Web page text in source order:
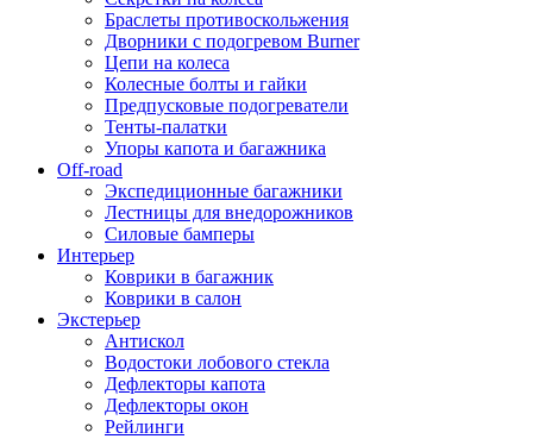
Браслеты противоскольжения
Дворники с подогревом Burner
Цепи на колеса
Колесные болты и гайки
Предпусковые подогреватели
Тенты-палатки
Упоры капота и багажника
Off-road
Экспедиционные багажники
Лестницы для внедорожников
Силовые бамперы
Интерьер
Коврики в багажник
Коврики в салон
Экстерьер
Антискол
Водостоки лобового стекла
Дефлекторы капота
Дефлекторы окон
Рейлинги